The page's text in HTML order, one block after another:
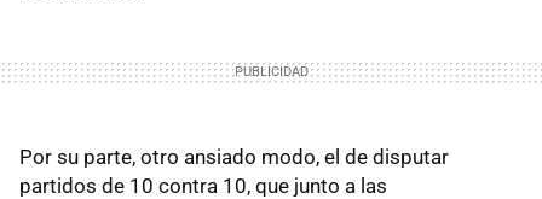
Por su parte, otro ansiado modo, el de disputar
partidos de 10 contra 10, que junto a las